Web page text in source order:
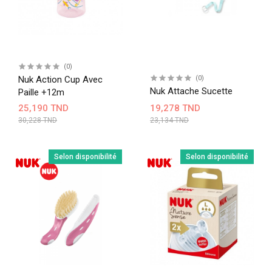
(0)
Nuk Action Cup Avec
Paille +12m
25,190 TND
30,228 TND
(0)
Nuk Attache Sucette
19,278 TND
23,134 TND
Selon disponibilité Selon disponibilité